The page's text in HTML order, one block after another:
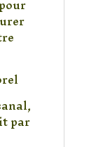
par